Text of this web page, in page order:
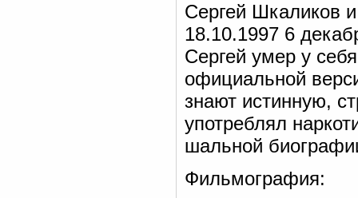
Сергей Шкаликов
18.10.1997 6
Сергей умер у
официальной
знают истинную,
употреблял
шальной
Фильмография: